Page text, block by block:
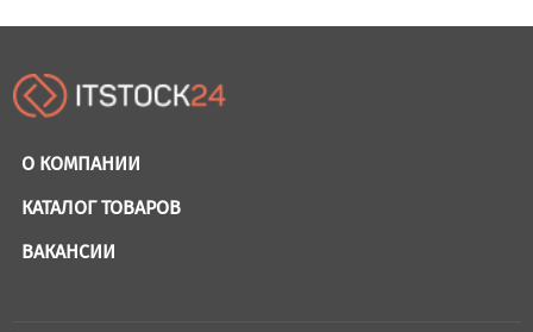
О КОМПАНИИ
КАТАЛОГ ТОВАРОВ
ВАКАНСИИ